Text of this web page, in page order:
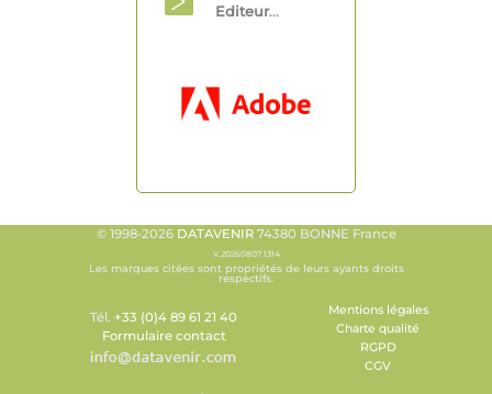
Editeur...
© 1998-2026 DATAVENIR74380 BONNE France
V.20260807.1314
Les marques citées sont propriétés de leurs ayants droits
respectifs.
Tél. +33 (0)4 89 61 21 40
Formulaire contact
Mentions légales
Charte qualité
RGPD
CGV